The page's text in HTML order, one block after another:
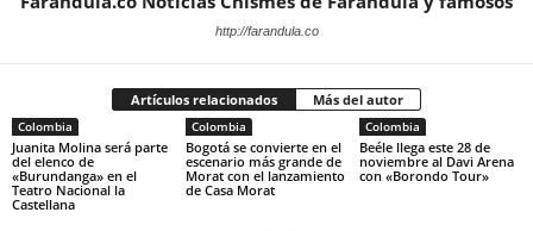
http://farandula.co
Artículos relacionados Más del autor
Colombia
Juanita Molina será parte
del elenco de
«Burundanga» en el
Teatro Nacional la
Castellana
Colombia
Bogotá se convierte en el
escenario más grande de
Morat con el lanzamiento
de Casa Morat
Colombia
Beéle llega este 28 de
noviembre al Davi Arena
con «Borondo Tour»